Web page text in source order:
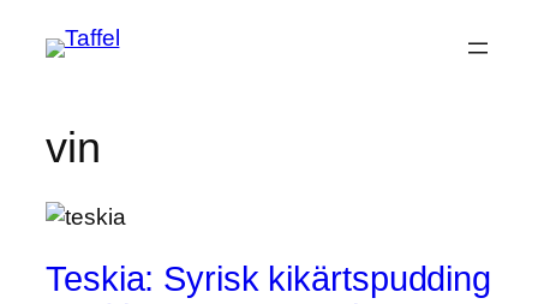
vin
Teskia: Syrisk kikärtspudding